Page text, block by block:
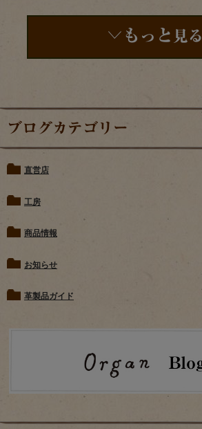
もっと 見る
ブログカテゴリー
直営店
工房
商品情報
お知らせ
革製品ガイド